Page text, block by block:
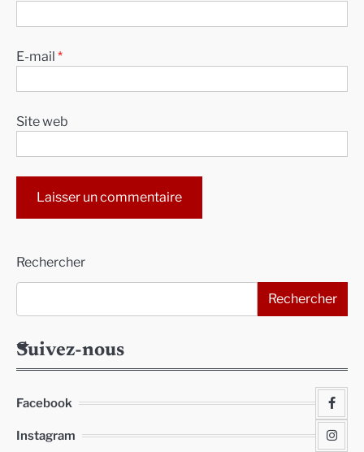
E-mail *
Site web
Rechercher
Rechercher
Suivez-nous
Facebook
Instagram